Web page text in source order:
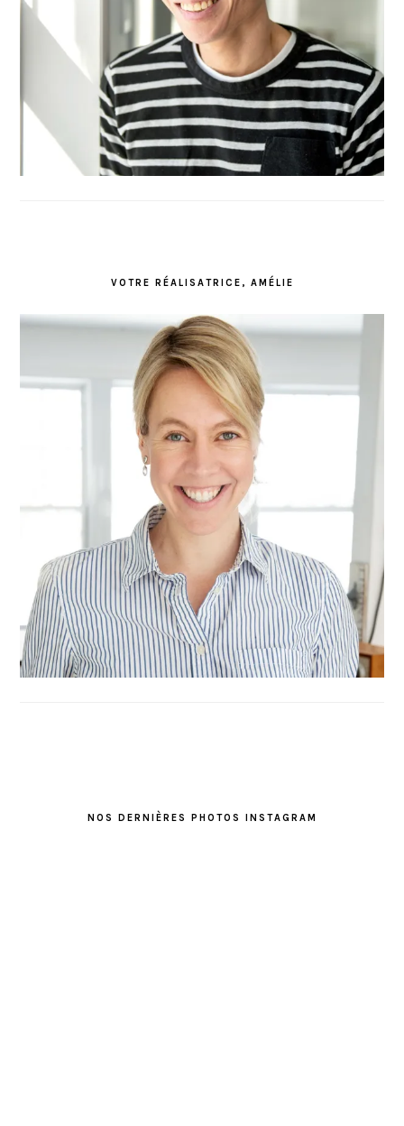
VOTRE RÉALISATRICE, AMÉLIE
NOS DERNIÈRES PHOTOS INSTAGRAM